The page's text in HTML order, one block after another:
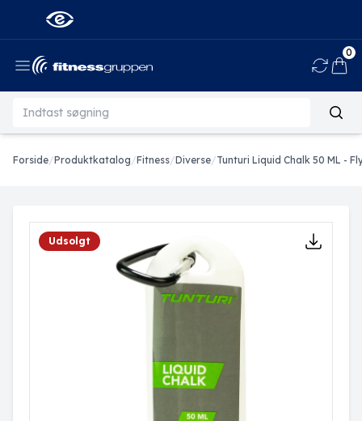
0
Forside/Produktkatalog/Fitness/Diverse/Tunturi Liquid Chalk 50 ML -
Udsolgt